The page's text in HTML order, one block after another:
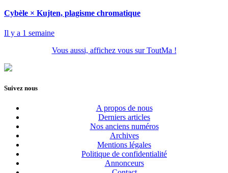
Cybèle × Kujten, plagisme chromatique
Il y a 1 semaine
Vous aussi, affichez vous sur ToutMa !
Suivez nous
A propos de nous
Derniers articles
Nos anciens numéros
Archives
Mentions légales
Politique de confidentialité
Annonceurs